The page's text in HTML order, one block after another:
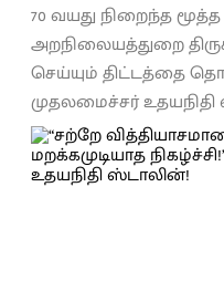
70 வயது நிறைந்த
அறநிலையத்துறை
செய்யும் திட்டத்தை
முதலமைச்சர்